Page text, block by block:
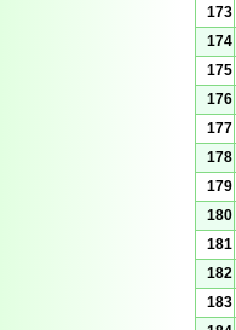
173
174
175
176
177
178
179
180
181
182
183